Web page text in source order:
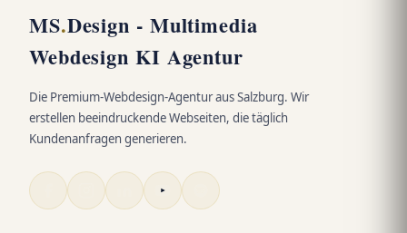
MS.Design - Multimedia
Webdesign KI Agentur
Die Premium-Webdesign-Agentur aus Salzburg. Wir
erstellen beeindruckende Webseiten, die täglich
Kundenanfragen generieren.